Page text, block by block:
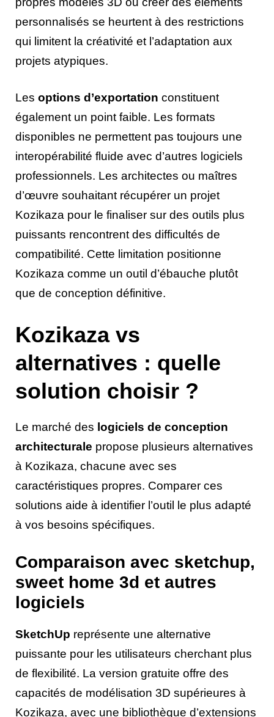
personnalisés se heurtent à des restrictions
qui limitent la créativité et l’adaptation aux
projets atypiques.
Les options d’exportation constituent
également un point faible. Les formats
disponibles ne permettent pas toujours une
interopérabilité fluide avec d’autres logiciels
professionnels. Les architectes ou maîtres
d’œuvre souhaitant récupérer un projet
Kozikaza pour le finaliser sur des outils plus
puissants rencontrent des difficultés de
compatibilité. Cette limitation positionne
Kozikaza comme un outil d’ébauche plutôt
que de conception définitive.
Kozikaza vs
alternatives : quelle
solution choisir ?
Le marché des logiciels de conception
architecturale propose plusieurs alternatives
à Kozikaza, chacune avec ses
caractéristiques propres. Comparer ces
solutions aide à identifier l’outil le plus adapté
à vos besoins spécifiques.
Comparaison avec sketchup,
sweet home 3d et autres
logiciels
SketchUp représente une alternative
puissante pour les utilisateurs cherchant plus
de flexibilité. La version gratuite offre des
capacités de modélisation 3D supérieures à
Kozikaza, avec une bibliothèque d’extensions